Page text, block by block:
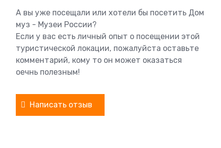
А вы уже посещали или хотели бы посетить Дом
муз - Музеи России?
Если у вас есть личный опыт о посещении этой
туристической локации, пожалуйста оставьте
комментарий, кому то он может оказаться
оечнь полезным!
Написать отзыв